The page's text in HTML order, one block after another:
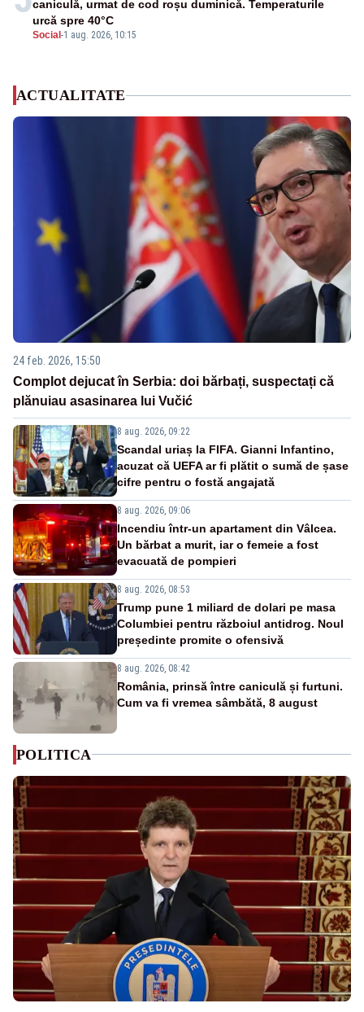
Social -1 aug. 2026, 10:15
caniculă, urmat de cod roșu duminică. Temperaturile
urcă spre 40°C
ACTUALITATE
24 feb. 2026, 15:50
Complot dejucat în Serbia: doi bărbați, suspectați că
plănuiau asasinarea lui Vučić
8 aug. 2026, 09:22
Scandal uriaș la FIFA. Gianni Infantino,
acuzat că UEFA ar fi plătit o sumă de șase
cifre pentru o fostă angajată
8 aug. 2026, 09:06
Incendiu într-un apartament din Vâlcea.
Un bărbat a murit, iar o femeie a fost
evacuată de pompieri
8 aug. 2026, 08:53
Trump pune 1 miliard de dolari pe masa
Columbiei pentru războiul antidrog. Noul
președinte promite o ofensivă
8 aug. 2026, 08:42
România, prinsă între caniculă și furtuni.
Cum va fi vremea sâmbătă, 8 august
POLITICA